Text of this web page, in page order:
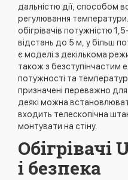
дальністю дії, способом
регулювання
обігрівачів потужністю
відстань до 5 м, у більш
є моделі з декількома
також з безступінчастим
потужності та
призначені переважно
деякі можна
входить телескопічна
монтувати на стіну.
Обігрівачі
і безпека